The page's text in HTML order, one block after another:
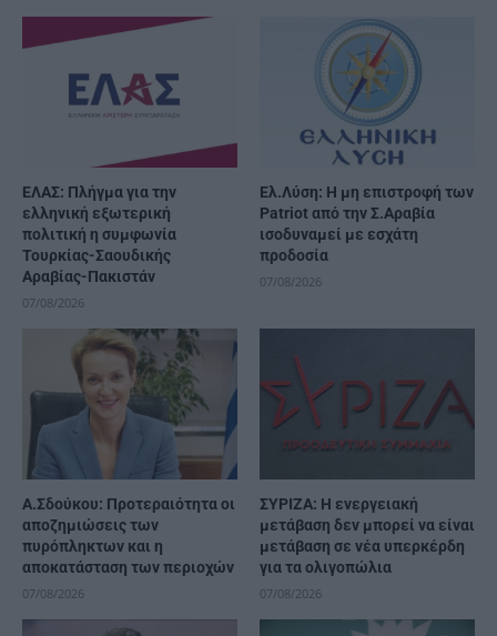
ΕΛΑΣ: Πλήγμα για την
ελληνική εξωτερική
πολιτική η συμφωνία
Τουρκίας-Σαουδικής
Αραβίας-Πακιστάν
07/08/2026
Ελ.Λύση: Η μη επιστροφή των
Patriot από την Σ.Αραβία
ισοδυναμεί με εσχάτη
προδοσία
07/08/2026
Α.Σδούκου: Προτεραιότητα οι
αποζημιώσεις των
πυρόπληκτων και η
αποκατάσταση των περιοχών
07/08/2026
ΣΥΡΙΖΑ: Η ενεργειακή
μετάβαση δεν μπορεί να είναι
μετάβαση σε νέα υπερκέρδη
για τα ολιγοπώλια
07/08/2026